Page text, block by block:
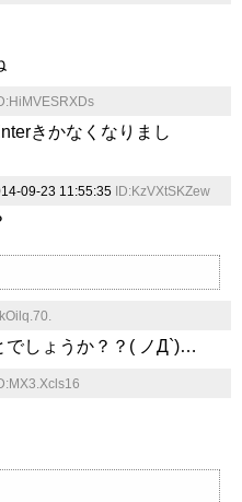
きかなくなりまし
09-23 11:55:35 ID:KzVXtSKZew
でしょうか？？( ノД`)…